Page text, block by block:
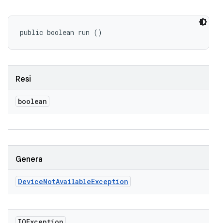
public boolean run ()
Resi
boolean
Genera
DeviceNotAvailableException